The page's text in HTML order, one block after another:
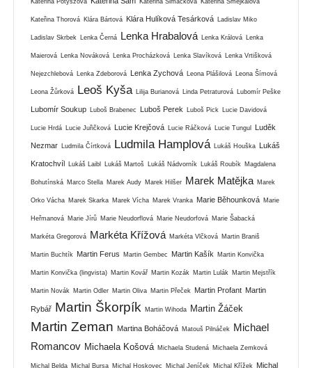
Kateřina Thorová Klára Bártová Klára Hulíková Tesárková Ladislav Miko
Ladislav Skrbek Lenka Černá Lenka Hrabalová Lenka Králová Lenka
Maierová Lenka Nováková Lenka Procházková Lenka Slavíková Lenka Vrtišková
Nejezchlebová Lenka Zdeborová Lenka Zychová Leona Plášilová Leona Šímová
Leona Žůrková Leoš Kyša Lilija Burianová Linda Petraturová Lubomír Peške
Lubomír Soukup Luboš Brabenec Luboš Perek Luboš Pick Lucie Davidová
Lucie Hrdá Lucie Juřičková Lucie Krejčová Lucie Ráčková Lucie Tungul Luděk
Nezmar Ludmila Čírtková Ludmila Hamplová Lukáš Houška Lukáš
Kratochvíl Lukáš Laibl Lukáš Martoš Lukáš Nádvorník Lukáš Roubík Magdalena
Bohutínská Marco Stella Marek Audy Marek Hilšer Marek Matějka Marek
Orko Vácha Marek Skarka Marek Vícha Marek Vranka Marie Běhounková Marie
Heřmanová Marie Jírů Marie Neudorflová Marie Neudorfová Marie Šabacká
Markéta Gregorová Markéta Křížová Markéta Vlčková Martin Braniš
Martin Buchtík Martin Ferus Martin Gembec Martin Kašík Martin Konvička
Martin Konvička (lingvista) Martin Kovář Martin Kozák Martin Lulák Martin Mejstřík
Martin Novák Martin Odler Martin Oliva Martin Přeček Martin Profant Martin
Rybář Martin Škorpík Martin Wihoda Martin Žáček
Martin Zeman Martina Boháčová Matouš Pilnáček
Michael
Romancov Michaela Košová Michaela Studená Michaela Zemková
Michal Belda Michal Bursa Michal Hoskovec Michal Jeníček Michal Křížek Michal